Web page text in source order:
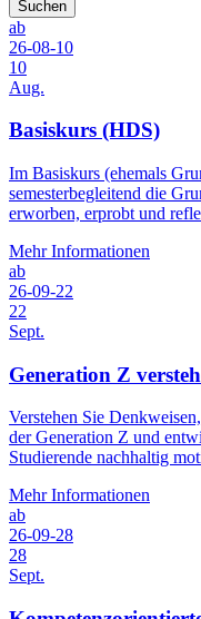
Suchen
ab
26-08-10
10
Aug.
Basiskurs (HDS)
Im Basiskurs (ehemals
semesterbegleitend die
erworben, erprobt und
Mehr Informationen
ab
26-09-22
22
Sept.
Generation Z
Verstehen Sie
der Generation Z und
Studierende nachhaltig
Mehr Informationen
ab
26-09-28
28
Sept.